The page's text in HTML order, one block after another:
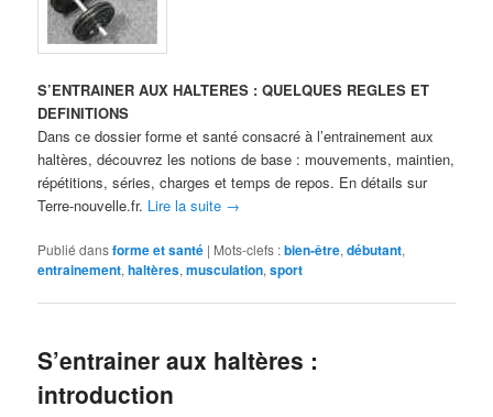
S’ENTRAINER AUX HALTERES : QUELQUES REGLES ET
DEFINITIONS
Dans ce dossier forme et santé consacré à l’entrainement aux
haltères, découvrez les notions de base : mouvements, maintien,
répétitions, séries, charges et temps de repos. En détails sur
Terre-nouvelle.fr. Lire la suite →
Publié dansforme et santé | Mots-clefs :bien-être,débutant,
entrainement,haltères,musculation,sport
S’entrainer aux haltères :
introduction